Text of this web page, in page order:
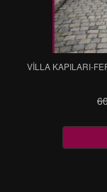
VİLLA KAPILARI-